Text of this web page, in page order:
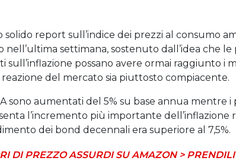
report sull’indice dei prezzi al consumo
settimana, sostenuto dall’idea che le
sull’inflazione possano avere ormai raggiunto i
del mercato sia piuttosto compiacente.
sono aumentati del 5% su base annua mentre
l’incremento più importante dell’inflazione
dei bond decennali era superiore al 7,5%.
DI PREZZO ASSURDI SU AMAZON >